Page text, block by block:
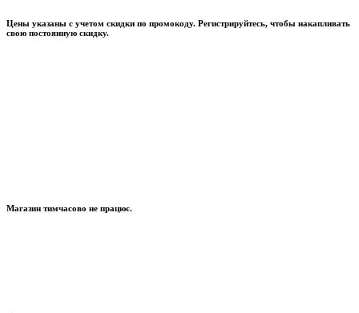
Цены указаны с учетом скидки по промокоду. Регистрируйтесь, чтобы накапливать
свою постоянную скидку.
Магазин тимчасово не працює.